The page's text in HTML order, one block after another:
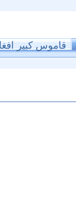
قاموس کبیر